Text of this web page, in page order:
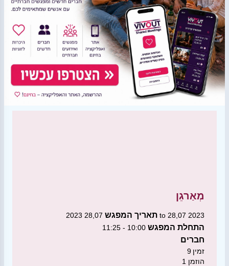
מְאַרגֵן
תאריך המפגש 28,07 2023 to 28,07 2023
התחלת המפגש 10:00 - 11:25
חברים
9 זמין
1 הוזמן